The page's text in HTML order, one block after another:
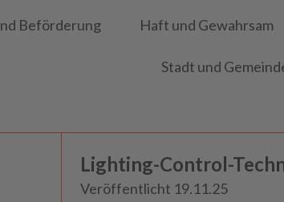
Beförderung Haft und Gewahrsam
Stadt und
Insights
Lighting-Control-
Veröffentlicht 19.11.25